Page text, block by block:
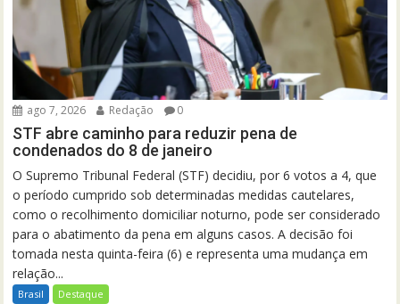
ago 7, 2026 Redação 0
STF abre caminho para reduzir pena de
condenados do 8 de janeiro
O Supremo Tribunal Federal (STF) decidiu, por 6 votos a 4, que
o período cumprido sob determinadas medidas cautelares,
como o recolhimento domiciliar noturno, pode ser considerado
para o abatimento da pena em alguns casos. A decisão foi
tomada nesta quinta-feira (6) e representa uma mudança em
relação...
Brasil Destaque